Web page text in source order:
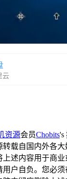
云
资源会员Chobits's
转载自国内外各
上述内容用于商
用户自负。您必